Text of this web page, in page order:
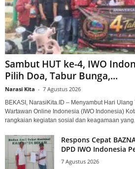
Sambut HUT ke-4, IWO
Pilih Doa, Tabur Bunga,...
Narasi Kita - 7 Agustus 2026
BEKASI, NarasiKita.ID – Menyambut Hari Ulang
Wartawan Online Indonesia (IWO Indonesia)
rangkaian kegiatan sosial dan keagamaan
Respons Cepat
DPD IWO Indonesia
7 Agustus 2026